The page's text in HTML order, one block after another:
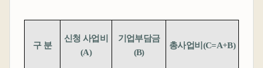
구 분
신청 사업비
(A)
기업부담금
(B)
총사업비 (C=A+B)